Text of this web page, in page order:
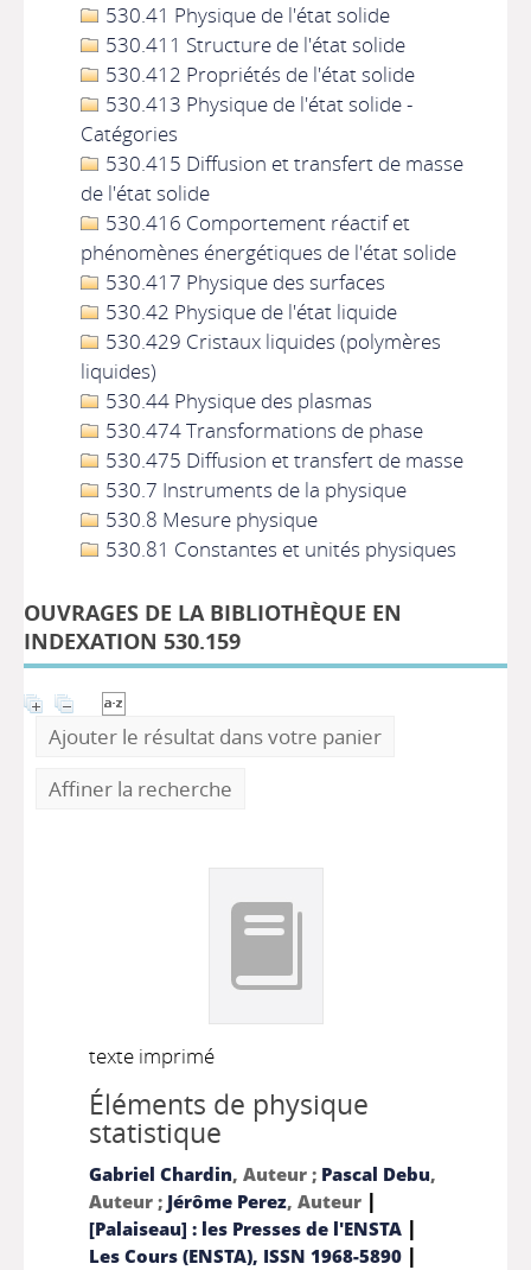
530.41 Physique de l'état solide
530.411 Structure de l'état solide
530.412 Propriétés de l'état solide
530.413 Physique de l'état solide -
Catégories
530.415 Diffusion et transfert de masse
de l'état solide
530.416 Comportement réactif et
phénomènes énergétiques de l'état solide
530.417 Physique des surfaces
530.42 Physique de l'état liquide
530.429 Cristaux liquides (polymères
liquides)
530.44 Physique des plasmas
530.474 Transformations de phase
530.475 Diffusion et transfert de masse
530.7 Instruments de la physique
530.8 Mesure physique
530.81 Constantes et unités physiques
OUVRAGES DE LA BIBLIOTHÈQUE EN
INDEXATION 530.159
Ajouter le résultat dans votre panier
Affiner la recherche
texte imprimé
Éléments de physique
statistique
Gabriel Chardin, Auteur ; Pascal Debu,
Auteur ; Jérôme Perez, Auteur |
[Palaiseau] : les Presses de l'ENSTA|
Les Cours (ENSTA), ISSN 1968-5890|